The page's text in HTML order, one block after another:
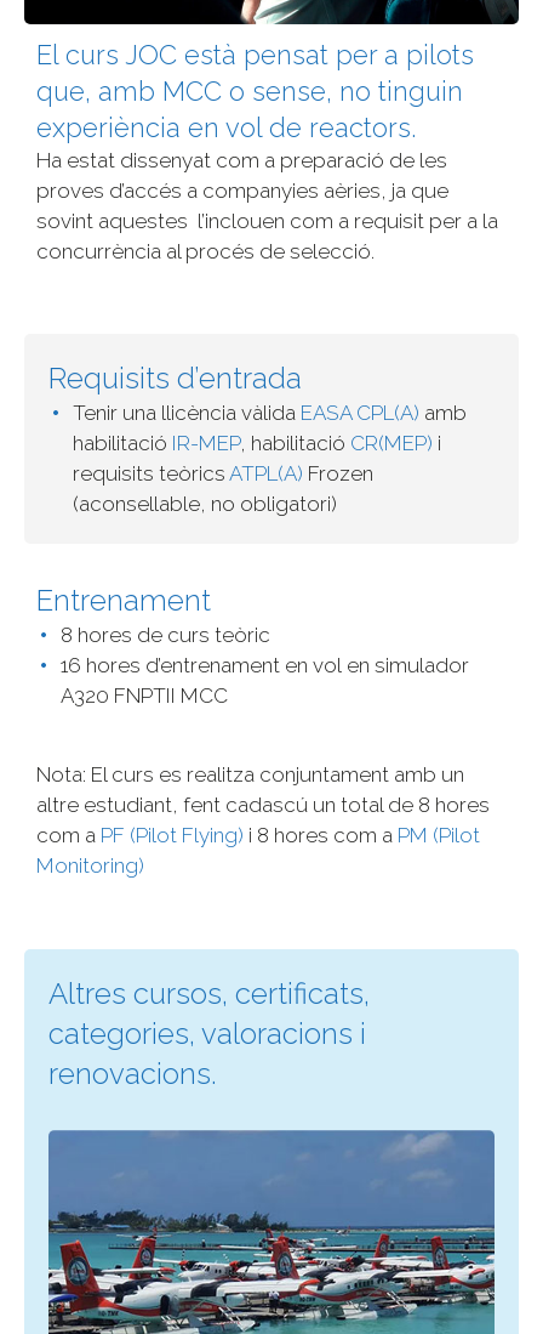
El curs JOC està pensat per a pilots
que, amb MCC o sense, no tinguin
experiència en vol de reactors.
Ha estat dissenyat com a preparació de les
proves d’accés a companyies aèries, ja que
sovint aquestes l’inclouen com a requisit per a la
concurrència al procés de selecció.
Requisits d’entrada
Tenir una llicència vàlida EASA CPL(A) amb
habilitació IR-MEP, habilitació CR(MEP) i
requisits teòrics ATPL(A) Frozen
(aconsellable, no obligatori)
Entrenament
8 hores de curs teòric
16 hores d’entrenament en vol en simulador
A320 FNPTII MCC
Nota: El curs es realitza conjuntament amb un
altre estudiant, fent cadascú un total de 8 hores
com a PF (Pilot Flying) i 8 hores com a PM (Pilot
Monitoring)
Altres cursos, certificats,
categories, valoracions i
renovacions.